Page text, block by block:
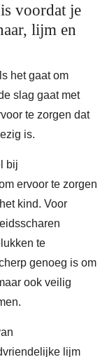
voordat je
lijm en
het gaat om
slag gaat met
te zorgen dat
is.
bij
ervoor te zorgen
kind. Voor
te
genoeg is om
ook veilig
lijm